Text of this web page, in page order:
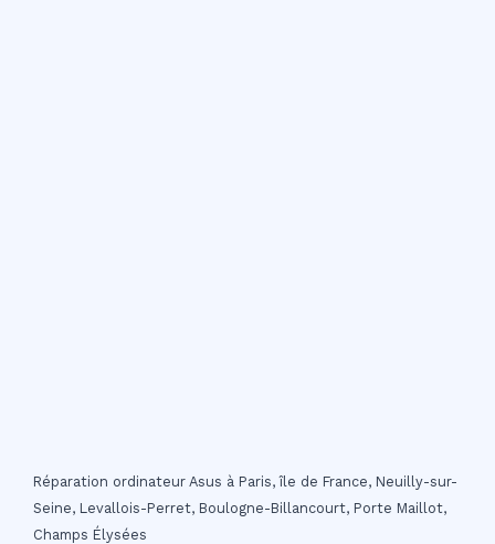
Réparation ordinateur Asus à Paris, île de France, Neuilly-sur-
Seine, Levallois-Perret, Boulogne-Billancourt, Porte Maillot,
Champs Élysées